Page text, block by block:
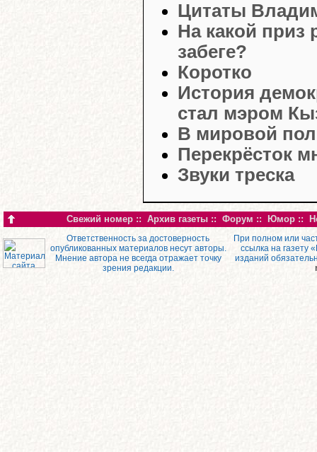
Цитаты
На какой приз
забеге?
Коротко
История
стал мэром
В мировой
Перекрёсток
Звуки треска
Свежий номер :: Архив газеты :: Форум :: Юмор ::
Ответственность за достоверность
опубликованных материалов несут авторы.
Мнение автора не всегда отражает точку
зрения редакции.
При полном или
ссылка на газету
изданий